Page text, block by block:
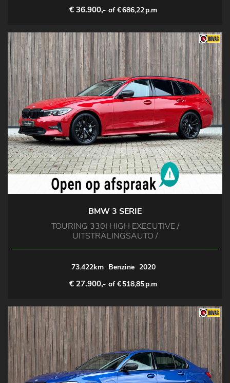
€ 36.900,- of €686,22p.m
BMW 3 SERIE
TOURING 330I HIGH EXECUTIVE /
UITSTRALINGSAUTO /
73.422km Benzine 2020
€ 27.900,- of €518,85p.m